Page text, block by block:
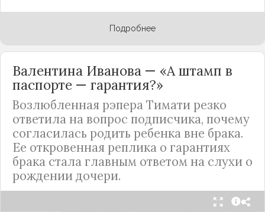
Подробнее
Валентина Иванова — «А штамп в
паспорте — гарантия?»
Возлюбленная рэпера Тимати резко
ответила на вопрос подписчика, почему
согласилась родить ребенка вне брака.
Ее откровенная реплика о гарантиях
брака стала главным ответом на слухи о
рождении дочери.